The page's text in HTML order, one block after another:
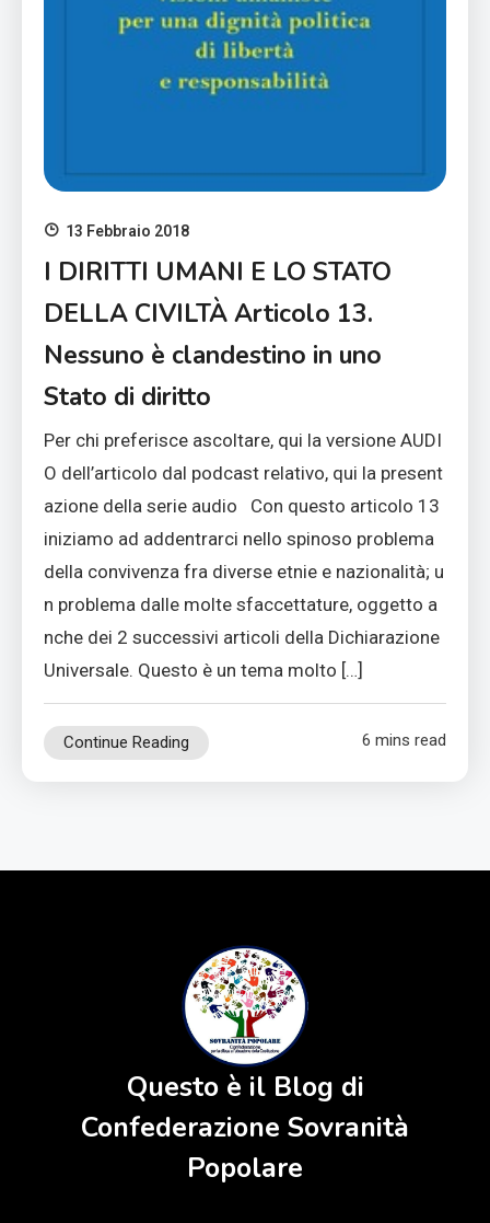
13 Febbraio 2018
I DIRITTI UMANI E LO STATO
DELLA CIVILTÀ Articolo 13.
Nessuno è clandestino in uno
Stato di diritto
Per chi preferisce ascoltare, qui la versione AUDI
O dell’articolo dal podcast relativo, qui la present
azione della serie audio Con questo articolo 13
iniziamo ad addentrarci nello spinoso problema
della convivenza fra diverse etnie e nazionalità; u
n problema dalle molte sfaccettature, oggetto a
nche dei 2 successivi articoli della Dichiarazione
Universale. Questo è un tema molto […]
Continue Reading 6 mins read
Questo è il Blog di
Confederazione Sovranità
Popolare